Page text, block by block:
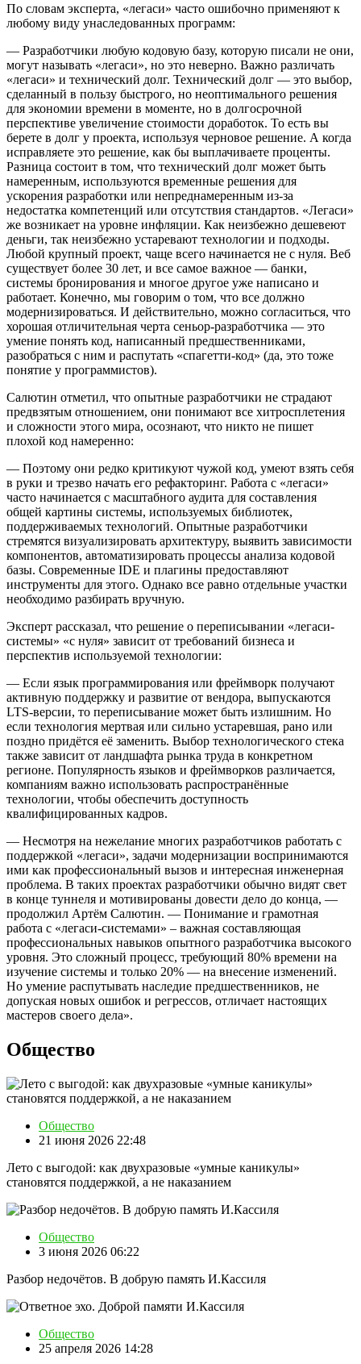
По словам эксперта, «легаси» часто ошибочно применяют к
любому виду унаследованных программ:
— Разработчики любую кодовую базу, которую писали не они,
могут называть «легаси», но это неверно. Важно различать
«легаси» и технический долг. Технический долг — это выбор,
сделанный в пользу быстрого, но неоптимального решения
для экономии времени в моменте, но в долгосрочной
перспективе увеличение стоимости доработок. То есть вы
берете в долг у проекта, используя черновое решение. А когда
исправляете это решение, как бы выплачиваете проценты.
Разница состоит в том, что технический долг может быть
намеренным, используются временные решения для
ускорения разработки или непреднамеренным из-за
недостатка компетенций или отсутствия стандартов. «Легаси»
же возникает на уровне инфляции. Как неизбежно дешевеют
деньги, так неизбежно устаревают технологии и подходы.
Любой крупный проект, чаще всего начинается не с нуля. Веб
существует более 30 лет, и все самое важное — банки,
системы бронирования и многое другое уже написано и
работает. Конечно, мы говорим о том, что все должно
модернизироваться. И действительно, можно согласиться, что
хорошая отличительная черта сеньор-разработчика — это
умение понять код, написанный предшественниками,
разобраться с ним и распутать «спагетти-код» (да, это тоже
понятие у программистов).
Салютин отметил, что опытные разработчики не страдают
предвзятым отношением, они понимают все хитросплетения
и сложности этого мира, осознают, что никто не пишет
плохой код намеренно:
— Поэтому они редко критикуют чужой код, умеют взять себя
в руки и трезво начать его рефакторинг. Работа с «легаси»
часто начинается с масштабного аудита для составления
общей картины системы, используемых библиотек,
поддерживаемых технологий. Опытные разработчики
стремятся визуализировать архитектуру, выявить зависимости
компонентов, автоматизировать процессы анализа кодовой
базы. Современные IDE и плагины предоставляют
инструменты для этого. Однако все равно отдельные участки
необходимо разбирать вручную.
Эксперт рассказал, что решение о переписывании «легаси-
системы» «с нуля» зависит от требований бизнеса и
перспектив используемой технологии:
— Если язык программирования или фреймворк получают
активную поддержку и развитие от вендора, выпускаются
LTS-версии, то переписывание может быть излишним. Но
если технология мертвая или сильно устаревшая, рано или
поздно придётся её заменить. Выбор технологического стека
также зависит от ландшафта рынка труда в конкретном
регионе. Популярность языков и фреймворков различается,
компаниям важно использовать распространённые
технологии, чтобы обеспечить доступность
квалифицированных кадров.
— Несмотря на нежелание многих разработчиков работать с
поддержкой «легаси», задачи модернизации воспринимаются
ими как профессиональный вызов и интересная инженерная
проблема. В таких проектах разработчики обычно видят свет
в конце туннеля и мотивированы довести дело до конца, —
продолжил Артём Салютин. — Понимание и грамотная
работа с «легаси-системами» – важная составляющая
профессиональных навыков опытного разработчика высокого
уровня. Это сложный процесс, требующий 80% времени на
изучение системы и только 20% — на внесение изменений.
Но умение распутывать наследие предшественников, не
допуская новых ошибок и регрессов, отличает настоящих
мастеров своего дела».
Общество
Общество
21 июня 2026 22:48
Лето с выгодой: как двухразовые «умные каникулы»
становятся поддержкой, а не наказанием
Общество
3 июня 2026 06:22
Разбор недочётов. В добрую память И.Кассиля
Общество
25 апреля 2026 14:28